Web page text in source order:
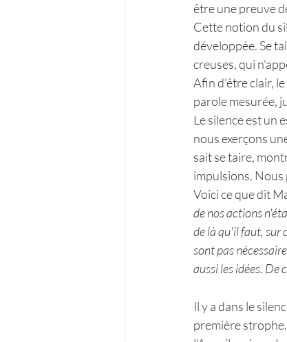
être une preuve
Cette notion du
développée. Se
creuses, qui
Afin d'être clair,
parole mesurée,
Le silence est un
nous exerçons
sait se taire,
impulsions.
Voici ce que dit
de nos actions
de là qu'il faut, sur
sont pas
aussi les idées. De
Il y a dans le
première